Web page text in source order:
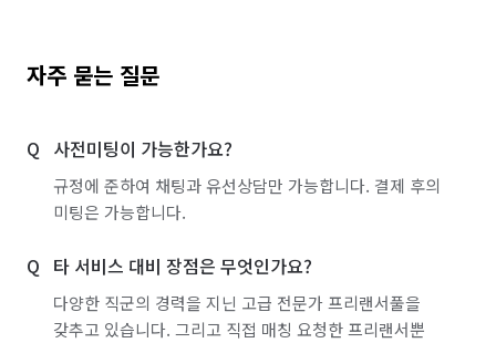
자주 묻는 질문
사전미팅이 가능한가요?
규정에 준하여 채팅과 유선상담만 가능합니다. 결제 후의
미팅은 가능합니다.
타 서비스 대비 장점은 무엇인가요?
다양한 직군의 경력을 지닌 고급 전문가 프리랜서풀을
갖추고 있습니다. 그리고 직접 매칭 요청한 프리랜서뿐